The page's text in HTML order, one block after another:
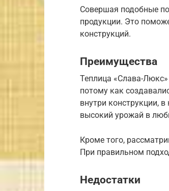
Совершая подобные
продукции. Это
конструкций.
Преимущества
Теплица «Слава-
потому как
внутри конструкции,
высокий урожай в
Кроме того,
При правильном
Недостатки